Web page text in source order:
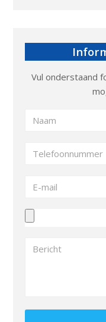
Vul onderstaand